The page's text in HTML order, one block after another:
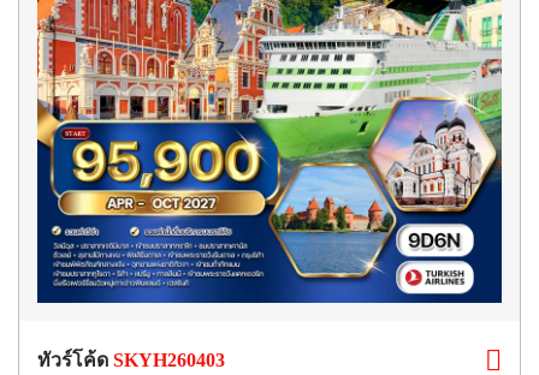
ทัวร์โค้ด SKYH260403